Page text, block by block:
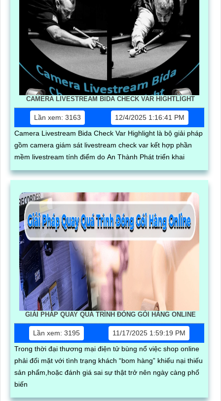
CAMERA LIVESTREAM BIDA CHECK VAR HIGHTLIGHT
Lần xem: 3163
12/4/2025 1:16:41 PM
Camera Livestream Bida Check Var Highlight là bộ giải pháp
gồm camera giám sát livestream check var kết hợp phần
mềm livestream tính điểm do An Thành Phát triển khai
GIẢI PHÁP QUAY QUÁ TRÌNH ĐÓNG GÓI HÀNG ONLINE
Lần xem: 3195
11/17/2025 1:59:19 PM
Trong thời đại thương mại điện tử bùng nổ việc shop online
phải đối mặt với tình trạng khách “bom hàng” khiếu nại thiếu
sản phẩm,hoặc đánh giá sai sự thật trở nên ngày càng phổ
biến